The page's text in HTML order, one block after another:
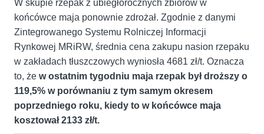
W skupie rzepak z ubiegłorocznych zbiorów w
końcówce maja ponownie zdrożał. Zgodnie z danymi
Zintegrowanego Systemu Rolniczej Informacji
Rynkowej MRiRW, średnia cena zakupu nasion rzepaku
w zakładach tłuszczowych wyniosła 4681 zł/t. Oznacza
to, że w ostatnim tygodniu maja rzepak był droższy o
119,5% w porównaniu z tym samym okresem
poprzedniego roku, kiedy to w końcówce maja
kosztował 2133 zł/t.